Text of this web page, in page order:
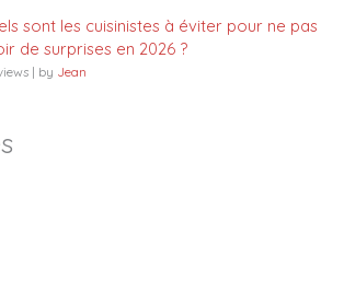
sont les cuisinistes à éviter pour ne pas
de surprises en 2026 ?
| by Jean